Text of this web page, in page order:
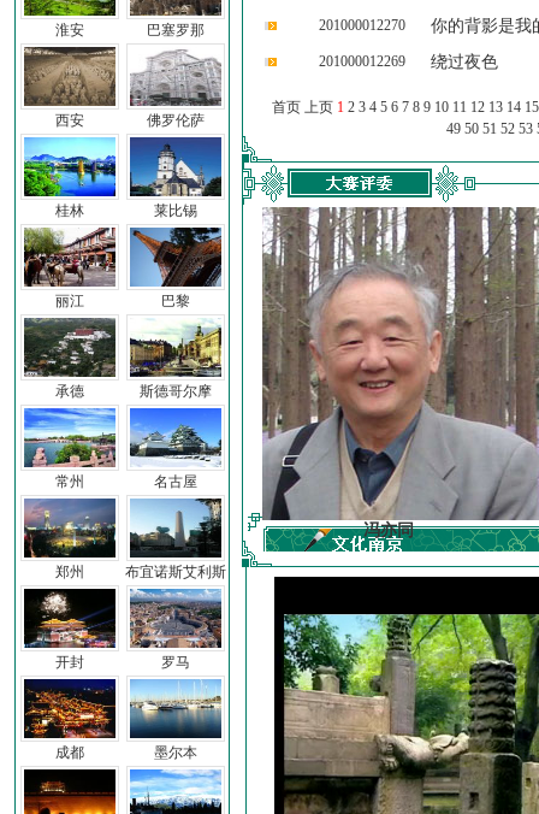
淮安
西安
桂林
丽江
承德
常州
郑州
开封
成都
巴塞罗那
佛罗伦萨
莱比锡
巴黎
斯德哥尔摩
名古屋
布宜诺斯艾利斯
罗马
墨尔本
201000012270 你的背影是我
201000012269 绕过夜色
首页 上页 1 2 3 4 5 6 7 8 9 10 11 12 13 14 15
49 50 51 52 53
前子 冯亦同